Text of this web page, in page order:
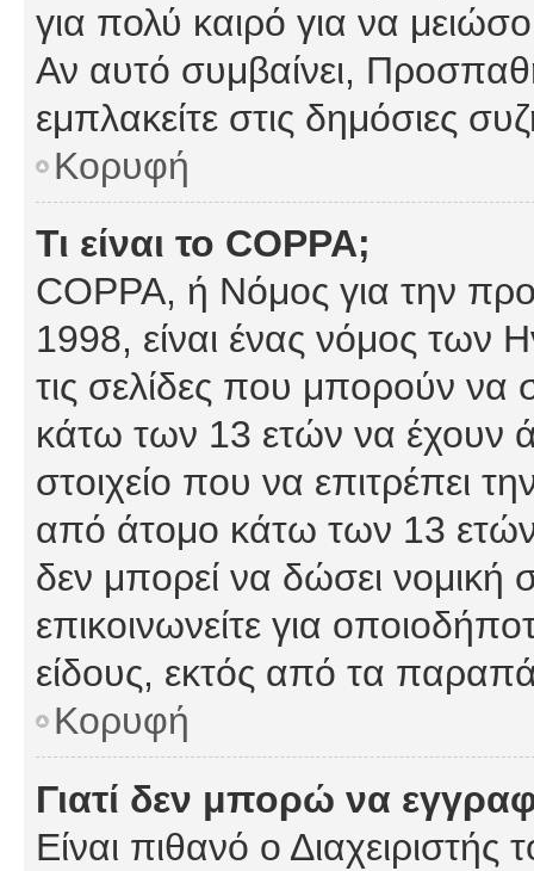
για πολύ καιρό για να
Αν αυτό συμβαίνει,
εμπλακείτε στις δημόσιες
Κορυφή
Τι είναι το COPPA;
COPPA, ή Νόμος για την
1998, είναι ένας νόμος των
τις σελίδες που μπορούν να
κάτω των 13 ετών να έχουν
στοιχείο που να επιτρέπει
από άτομο κάτω των 13
δεν μπορεί να δώσει νομική
επικοινωνείτε για
είδους, εκτός από τα
Κορυφή
Γιατί δεν μπορώ να
Είναι πιθανό ο